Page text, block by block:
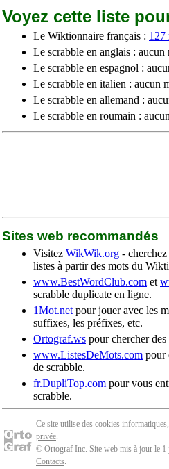
Voyez cette liste
Le Wiktionnaire français : 127
Le scrabble en anglais : aucun
Le scrabble en espagnol :
Le scrabble en italien : aucun
Le scrabble en allemand :
Le scrabble en roumain :
Sites web recommandés
Visitez WikWik.org -
listes à partir des mots du
www.BestWordClub.com et
scrabble duplicate en ligne.
1Mot.net pour jouer avec les
suffixes, les préfixes, etc.
Ortograf.ws pour chercher des
www.ListesDeMots.com pour
de scrabble.
fr.DupliTop.com pour vous
scrabble.
Ce site utilise des cookies
privée.
© Ortograf Inc. Site web mis à jour le 1
Contacts.